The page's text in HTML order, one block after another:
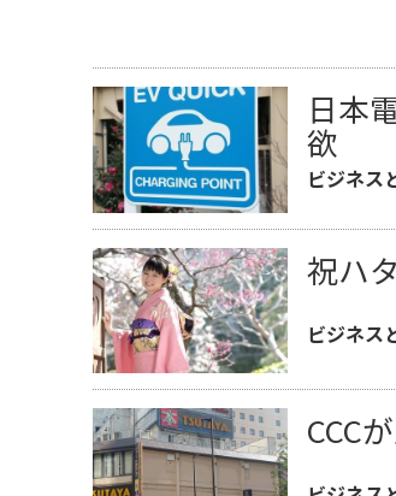
日本
欲
ビジネス
祝ハ
ビジネス
CCC